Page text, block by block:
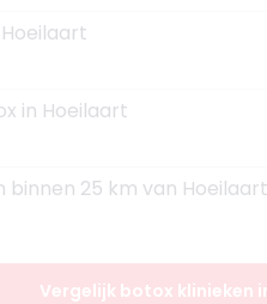
in Hoeilaart
binnen 25 km van Hoeilaart
Vergelijk botox klinieken